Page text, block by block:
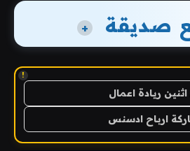
صديقة +
!
ريادة اعمال
ارباح ادسنس